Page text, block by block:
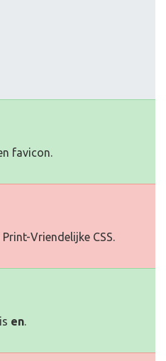
favicon.
Vriendelijke CSS.
en.